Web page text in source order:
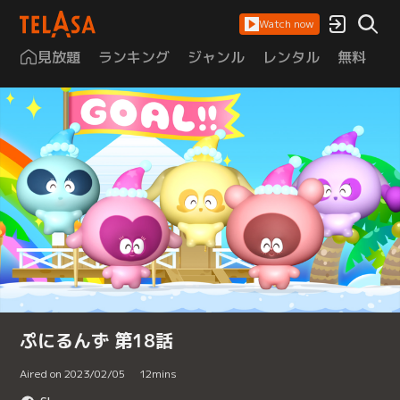
Watch now
見放題 ランキング ジャンル レンタル 無料
ぷにるんず 第18話
Aired on 2023/02/05 12mins